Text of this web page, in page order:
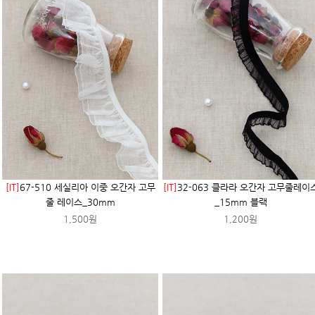
[IT]67-510 세실리아 이중 오간자 고무
줄 레이스_30mm
1,500원
[IT] 32-063 클라라 오간자 고무줄레이
_15mm 블랙
1,200원